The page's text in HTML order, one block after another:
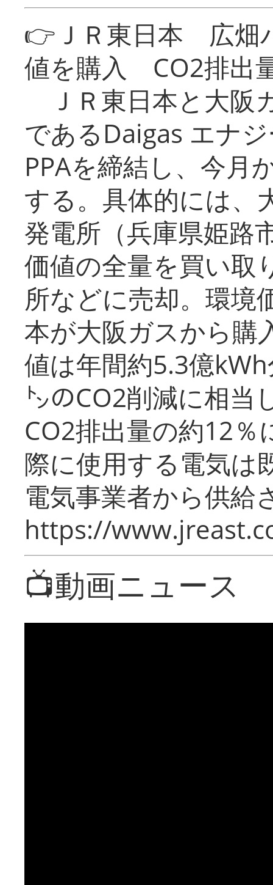
👉ＪＲ東日本 広畑
値を購入 CO2排出
ＪＲ東日本と大阪
であるDaigas エナ
PPAを締結し、今月
する。具体的には、
発電所（兵庫県姫路
価値の全量を買い取
所などに売却。環境
本が大阪ガスから購
値は年間約5.3億
㌧のCO2削減に相当
CO2排出量の約12％
際に使用する電気は
電気事業者から供給
https://
📺動画ニュース